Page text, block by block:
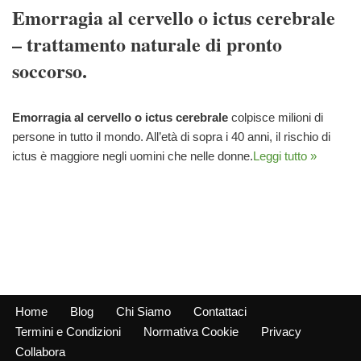
Emorragia al cervello o ictus cerebrale
– trattamento naturale di pronto
soccorso.
Emorragia al cervello o ictus cerebrale colpisce milioni di
persone in tutto il mondo. All’età di sopra i 40 anni, il rischio di
ictus è maggiore negli uomini che nelle donne.Leggi tutto »
Home Blog Chi Siamo
Contattaci
Termini e Condizioni
Normativa Cookie
Privacy
Collabora